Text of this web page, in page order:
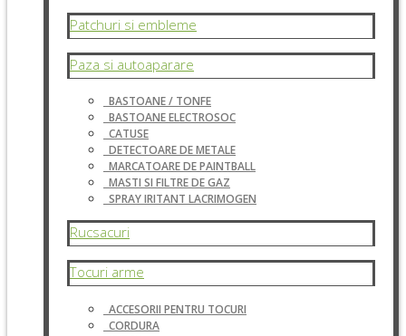
Patchuri si embleme
Paza si autoaparare
BASTOANE / TONFE
BASTOANE ELECTROSOC
CATUSE
DETECTOARE DE METALE
MARCATOARE DE PAINTBALL
MASTI SI FILTRE DE GAZ
SPRAY IRITANT LACRIMOGEN
Rucsacuri
Tocuri arme
ACCESORII PENTRU TOCURI
CORDURA